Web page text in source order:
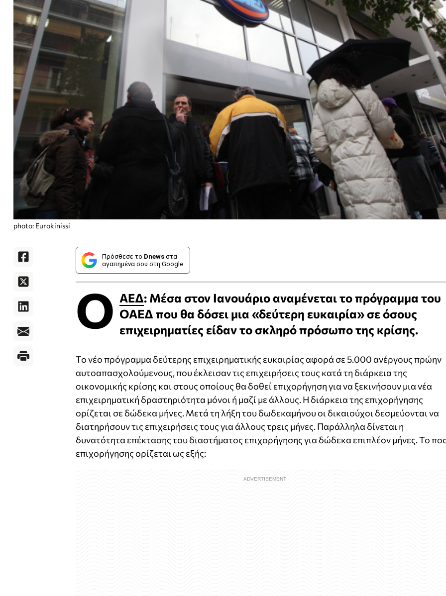
photo: Eurokinissi
Πρόσθεσε το Dnews στα
αγαπημένα σου στη Google
Ο ΑΕΔ: Μέσα στον Ιανουάριο αναμένεται το πρόγραμμα του
ΟΑΕΔ που θα δόσει μια «δεύτερη ευκαιρία» σε όσους
επιχειρηματίες είδαν το σκληρό πρόσωπο της κρίσης.
Το νέο πρόγραµµα δεύτερης επιχειρηµατικής ευκαιρίας αφορά σε 5.000 ανέργους πρώην
αυτοαπασχολούµενους, που έκλεισαν τις επιχειρήσεις τους κατά τη διάρκεια της
οικονοµικής κρίσης και στους οποίους θα δοθεί επιχορήγηση για να ξεκινήσουν µια νέα
επιχειρηµατική δραστηριότητα µόνοι ή µαζί µε άλλους. Η διάρκεια της επιχορήγησης
ορίζεται σε δώδεκα µήνες. Μετά τη λήξη του δωδεκαµήνου οι δικαιούχοι δεσµεύονται να
διατηρήσουν τις επιχειρήσεις τους για άλλους τρεις µήνες. Παράλληλα δίνεται η
δυνατότητα επέκτασης του διαστήµατος επιχορήγησης για δώδεκα επιπλέον µήνες. Το
επιχορήγησης ορίζεται ως εξής: